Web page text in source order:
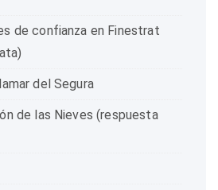
de confianza en Finestrat
del Segura
de las Nieves (respuesta